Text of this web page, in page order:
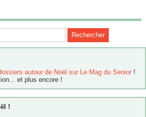
autour de Noël sur Le Mag du Senior !
et plus encore !
!